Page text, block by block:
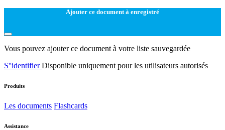
Ajouter ce document à enregistré
Vous pouvez ajouter ce document à votre liste sauvegardée
S''identifierDisponible uniquement pour les utilisateurs autorisés
Produits
Les documents Flashcards
Assistance